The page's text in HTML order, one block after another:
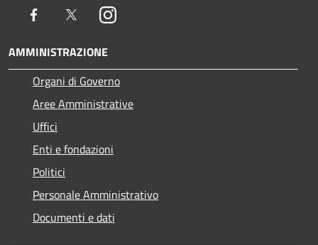
Facebook TwitterInstagram
AMMINISTRAZIONE
Organi di Governo
Aree Amministrative
Uffici
Enti e fondazioni
Politici
Personale Amministrativo
Documenti e dati